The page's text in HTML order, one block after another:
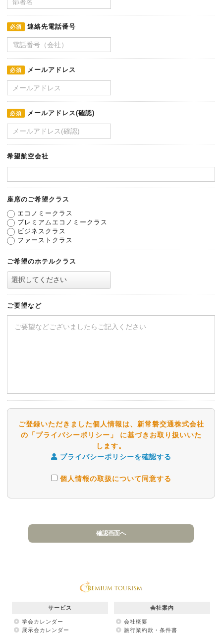
必須 連絡先電話番号
必須 メールアドレス
必須 メールアドレス(確認)
希望航空会社
座席のご希望クラス
エコノミークラス
プレミアムエコノミークラス
ビジネスクラス
ファーストクラス
ご希望のホテルクラス
ご要望など
ご登録いただきました個人情報は、新常磐交通株式会社
の「プライバシーポリシー」 に基づきお取り扱いいた
します。
プライバシーポリシーを確認する
個人情報の取扱について同意する
サービス
学会カレンダー
展示会カレンダー
会社案内
会社概要
旅行業約款・条件書